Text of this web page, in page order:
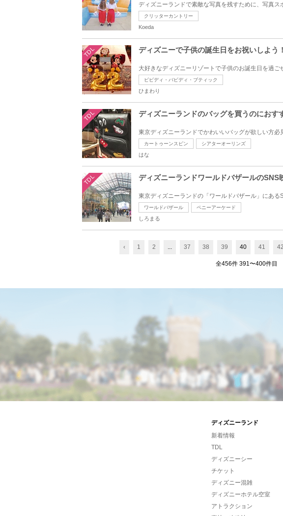
クリッターカントリー
Koeda
TDL ディズニーで子供の誕生日をお祝いしよう
ビビディ・バビディ・ブティック
ひまわり
TDL ディズニーランドのバッグを買うのにお
カートゥーンスピン シアターオーリンズ
はな
TDL ディズニーランドワールドバザールのSNS
ワールドバザール ペニーアーケード
しろまる
‹ 1 2 ... 37 38 39 40 41 42
全456件 391〜400件目
ディズニーランド
新着情報
TDL
ディズニーシー
チケット
ディズニー混雑
ディズニーホテル空室
アトラクション